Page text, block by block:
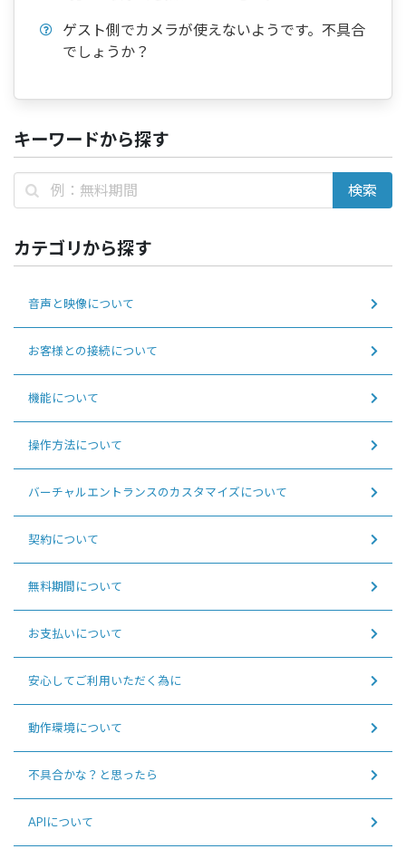
キーワードから探す
カテゴリから探す
音声と映像について
お客様との接続について
機能について
操作方法について
バーチャルエントランスのカスタマイズについて
契約について
無料期間について
お支払いについて
安心してご利用いただく為に
動作環境について
不具合かな？と思ったら
APIについて
ゲスト側でカメラが使えないようです。不具合
でしょうか？